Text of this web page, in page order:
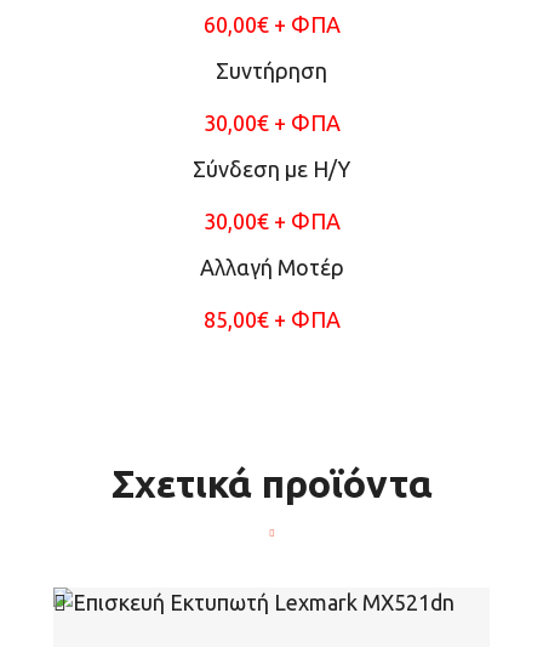
60,00€ + ΦΠΑ
Συντήρηση
30,00€ + ΦΠΑ
Σύνδεση με Η/Υ
30,00€ + ΦΠΑ
Αλλαγή Μοτέρ
85,00€ + ΦΠΑ
Σχετικά προϊόντα